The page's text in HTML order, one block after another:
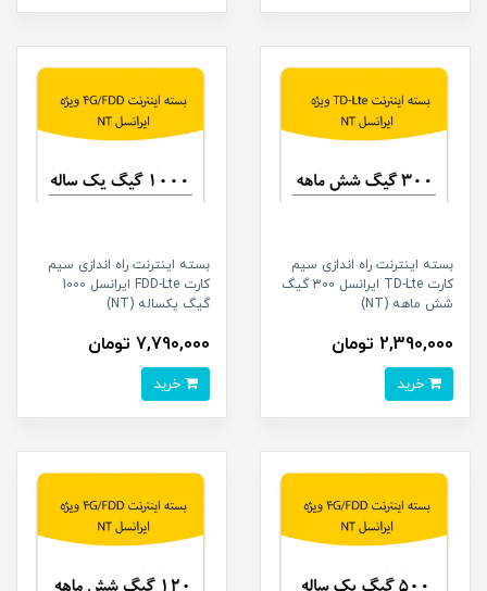
بسته اینترنت راه اندازی سیم
کارت TD-Lte ایرانسل 300 گیگ
شش ماهه (NT)
2,390,000 تومان
بسته اینترنت راه اندازی سیم
کارت FDD-Lte ایرانسل 1000
گیگ یکساله (NT)
7,790,000 تومان